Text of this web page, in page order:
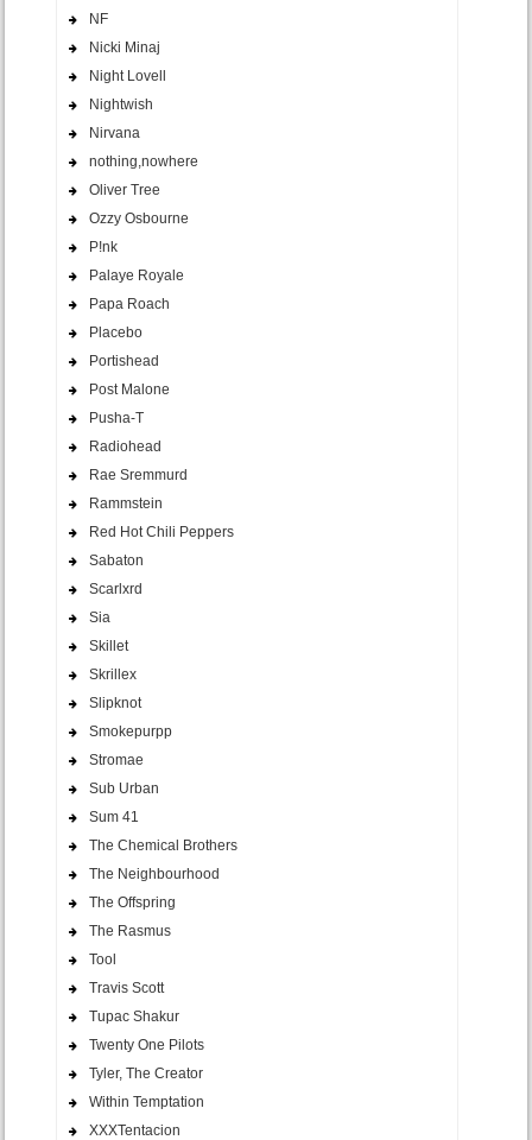
NF
Nicki Minaj
Night Lovell
Nightwish
Nirvana
nothing,nowhere
Oliver Tree
Ozzy Osbourne
P!nk
Palaye Royale
Papa Roach
Placebo
Portishead
Post Malone
Pusha-T
Radiohead
Rae Sremmurd
Rammstein
Red Hot Chili Peppers
Sabaton
Scarlxrd
Sia
Skillet
Skrillex
Slipknot
Smokepurpp
Stromae
Sub Urban
Sum 41
The Chemical Brothers
The Neighbourhood
The Offspring
The Rasmus
Tool
Travis Scott
Tupac Shakur
Twenty One Pilots
Tyler, The Creator
Within Temptation
XXXTentacion